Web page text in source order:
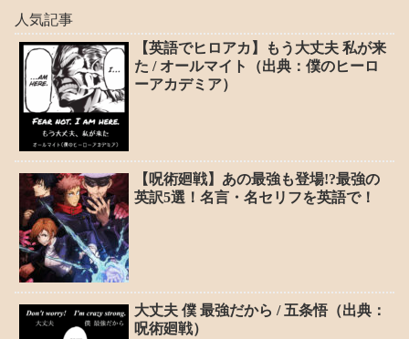
人気記事
【英語でヒロアカ】もう大丈夫 私が来
た / オールマイト（出典：僕のヒーロ
ーアカデミア）
【呪術廻戦】あの最強も登場!?最強の
英訳5選！名言・名セリフを英語で！
大丈夫 僕 最強だから / 五条悟（出典：
呪術廻戦）